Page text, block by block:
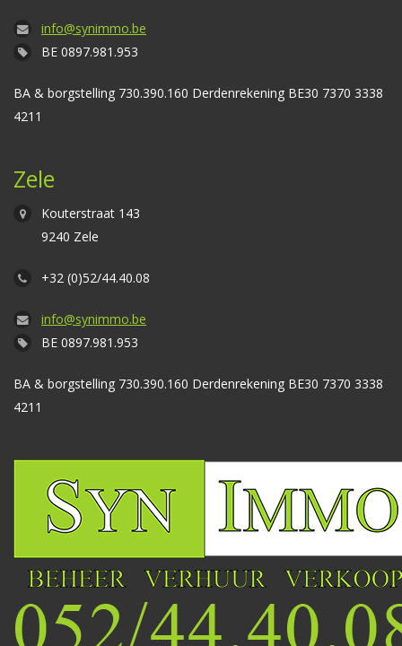
info@synimmo.be
BE 0897.981.953
BA & borgstelling 730.390.160 Derdenrekening BE30 7370 3338
4211
Zele
Kouterstraat 143
9240 Zele
+32 (0)52/44.40.08
info@synimmo.be
BE 0897.981.953
BA & borgstelling 730.390.160 Derdenrekening BE30 7370 3338
4211